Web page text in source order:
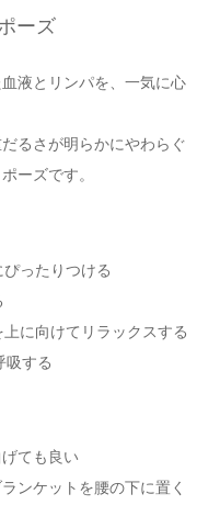
ーズ
液とリンパを、一気に心
るさが明らかにやわらぐ
ーズです。
ったりつける
に向けてリラックスする
吸する
ても良い
ンケットを腰の下に置く